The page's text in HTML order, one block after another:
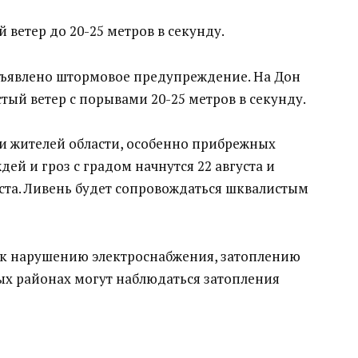
до 20-25 метров в секунду.
штормовое предупреждение. На Дон
ветер с порывами 20-25 метров в секунду.
области, особенно прибрежных
и гроз с градом начнутся 22 августа и
Ливень будет сопровождаться шквалистым
нарушению электроснабжения, затоплению
районах могут наблюдаться затопления